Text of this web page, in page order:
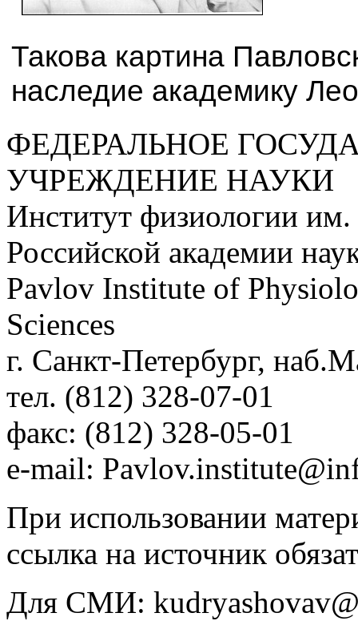
Такова картина
наследие академику
ФЕДЕРАЛЬНОЕ
УЧРЕЖДЕНИЕ НАУКИ
Институт физиологии
Российской академии
Pavlov Institute of
Sciences
г. Санкт-Петербург,
тел. (812) 328-07-01
факс: (812) 328-05-01
e-mail:
При использовании
ссылка на источник
Для СМИ: